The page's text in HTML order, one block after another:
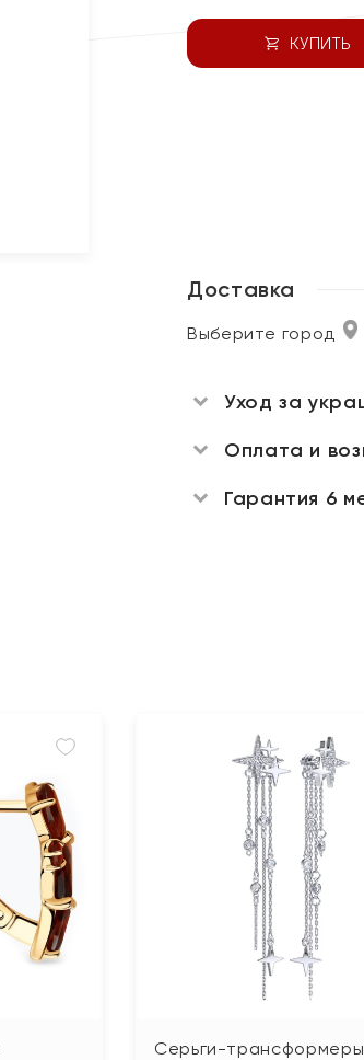
КУПИТЬ
Доставка
Выберите город
Уход за
Оплата и
Гарантия 6
Серьги-трансформеры